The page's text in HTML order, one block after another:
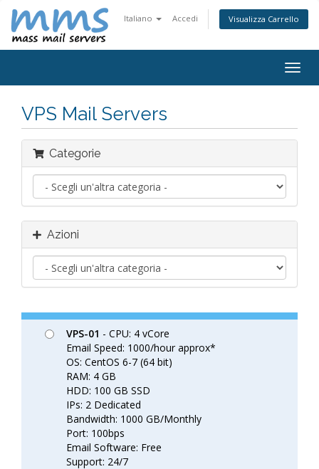
Italiano Accedi Visualizza Carrello
VPS Mail Servers
Categorie
Azioni
VPS-01 - CPU: 4 vCore
Email Speed: 1000/hour approx*
OS: CentOS 6-7 (64 bit)
RAM: 4 GB
HDD: 100 GB SSD
IPs: 2 Dedicated
Bandwidth: 1000 GB/Monthly
Port: 100bps
Email Software: Free
Support: 24/7